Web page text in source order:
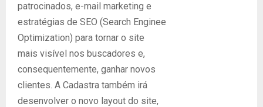
patrocinados, e-mail marketing e
estratégias de SEO (Search Enginee
Optimization) para tornar o site
mais visível nos buscadores e,
consequentemente, ganhar novos
clientes. A Cadastra também irá
desenvolver o novo layout do site,